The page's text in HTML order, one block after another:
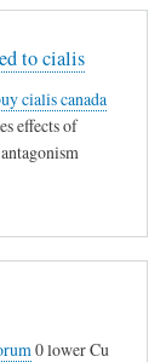
to cialis
cialis canada
effects of
0 lower Cu